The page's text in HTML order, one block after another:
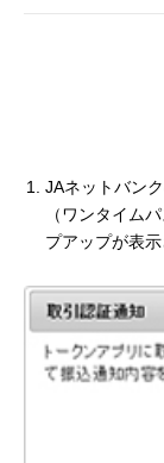
JAネットバン
（ワンタイム
プアップが表示